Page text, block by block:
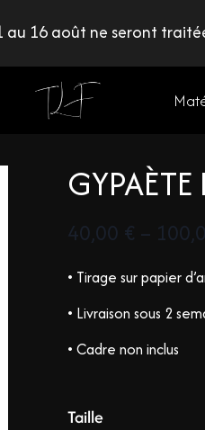
au 16 août ne seront
40,00 € –
• Tirage sur papier
• Livraison sous 2
• Cadre non inclus
Taille